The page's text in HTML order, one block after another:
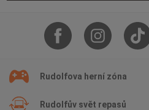
Rudolfova herní zóna
Rudolfův svět repasů